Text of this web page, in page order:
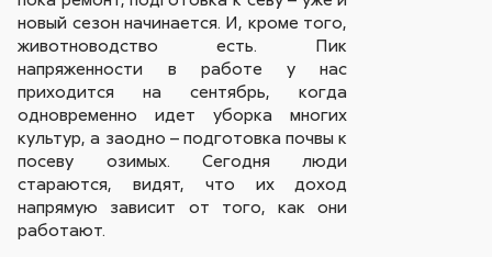
новый сезон начинается. И, кроме того,
животноводство есть. Пик
напряженности в работе у нас
приходится на сентябрь, когда
одновременно идет уборка многих
культур, а заодно – подготовка почвы к
посеву озимых. Сегодня люди
стараются, видят, что их доход
напрямую зависит от того, как они
работают.